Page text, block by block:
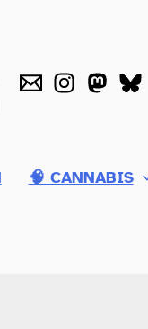
🧠 CANNABIS